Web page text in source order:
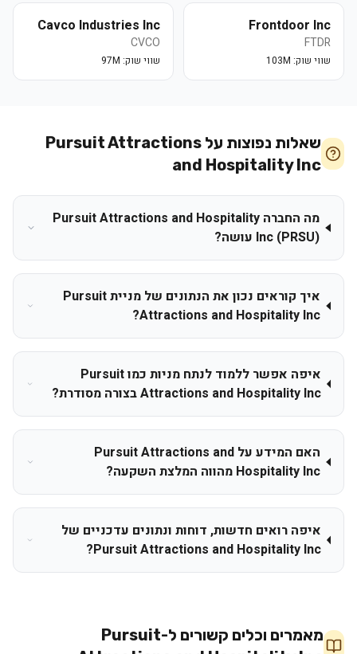
Frontdoor Inc
FTDR
שווי שוק: 103M
Cavco Industries Inc
CVCO
שווי שוק: 97M
שאלות נפוצות על Pursuit Attractions
and Hospitality Inc
מה החברה Pursuit Attractions and Hospitality
Inc (PRSU) עושה?
איך קוראים נכון את הנתונים של מניית Pursuit
Attractions and Hospitality Inc?
איפה אפשר ללמוד לנתח מניות כמו Pursuit
Attractions and Hospitality Inc בצורה מסודרת?
האם המידע על Pursuit Attractions and
Hospitality Inc מהווה המלצת השקעה?
איפה רואים חדשות, דוחות ונתונים עדכניים של
Pursuit Attractions and Hospitality Inc?
מאמרים וכלים קשורים ל-Pursuit